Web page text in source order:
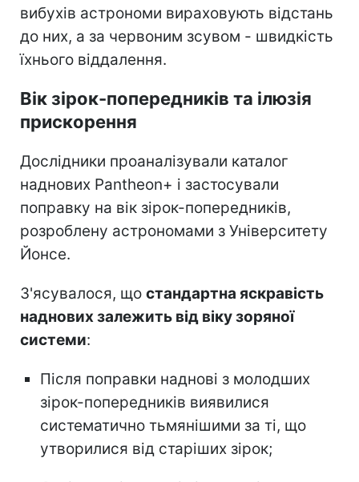
вибухів астрономи вираховують відстань
до них, а за червоним зсувом - швидкість
їхнього віддалення.
Вік зірок-попередників та ілюзія
прискорення
Дослідники проаналізували каталог
наднових Pantheon+ і застосували
поправку на вік зірок-попередників,
розроблену астрономами з Університету
Йонсе.
З'ясувалося, що стандартна яскравість
наднових залежить від віку зоряної
системи:
Після поправки наднові з молодших
зірок-попередників виявилися
систематично тьмянішими за ті, що
утворилися від старіших зірок;